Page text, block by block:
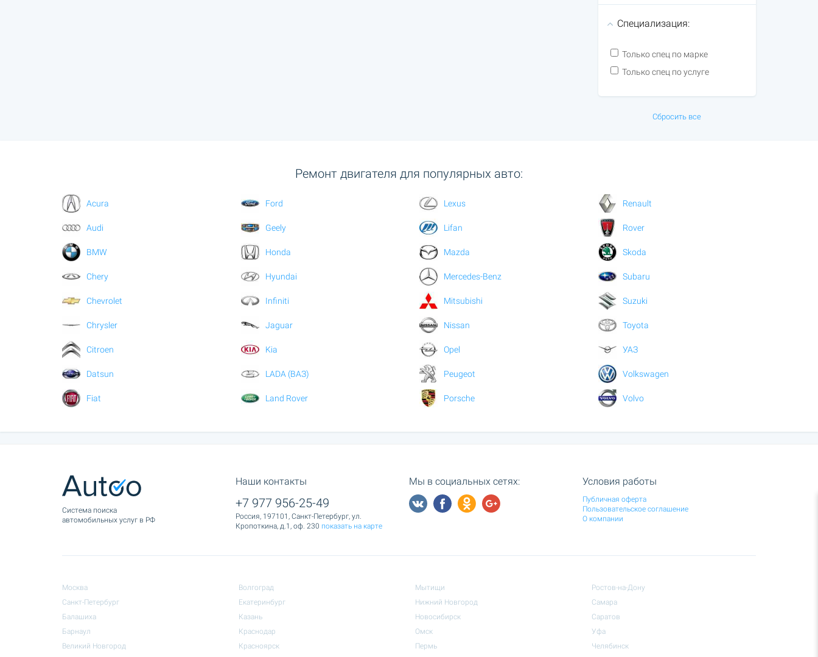
Специализация:
Только спец по марке
Только спец по услуге
Сбросить все
Ремонт двигателя для популярных авто:
Acura
Audi
BMW
Chery
Chevrolet
Chrysler
Citroen
Datsun
Fiat
Ford
Geely
Honda
Hyundai
Infiniti
Jaguar
Kia
LADA (ВАЗ)
Land Rover
Lexus
Lifan
Mazda
Mercedes-Benz
Mitsubishi
Nissan
Opel
Peugeot
Porsche
Renault
Rover
Skoda
Subaru
Suzuki
Toyota
УАЗ
Volkswagen
Volvo
Cистема поиска
автомобильных услуг в РФ
Наши контакты
+7 977 956-25-49
Россия, 197101, Санкт-Петербург, ул.
Кропоткина, д.1, оф. 230 показать на карте
Мы в социальных сетях: Условия работы
Публичная оферта
Пользовательское соглашение
О компании
Москва
Санкт-Петербург
Балашиха
Барнаул
Великий Новгород
Волгоград
Екатеринбург
Казань
Краснодар
Красноярск
Мытищи
Нижний Новгород
Новосибирск
Омск
Пермь
Ростов-на-Дону
Самара
Саратов
Уфа
Челябинск